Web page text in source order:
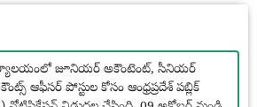
కార్యాలయంలో జూనియర్ అకౌంటెంట్, సీనియర్
ఆఫీసర్ పోస్టుల కోసం ఆంధ్రప్రదేశ్ పబ్లిక్